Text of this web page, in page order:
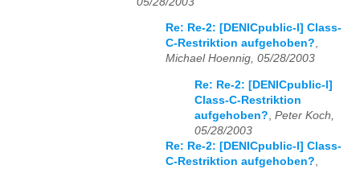
Re: Re-2: [DENICpublic-l] Class-
C-Restriktion aufgehoben?,
Michael Hoennig, 05/28/2003
Re: Re-2: [DENICpublic-l]
Class-C-Restriktion
aufgehoben? Peter Koch,
05/28/2003
Re: Re-2: [DENICpublic-l] Class-
C-Restriktion aufgehoben?